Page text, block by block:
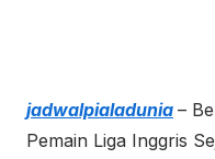
jadwalpialadunia –
Pemain Liga Inggris